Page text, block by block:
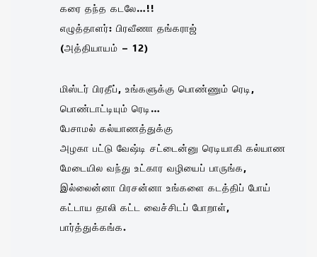
கரை தந்த கடலே…!!
எழுத்தாளர்: பிரவீணா தங்கராஜ்
(அத்தியாயம் – 12)
மிஸ்டர் பிரதீப், உங்களுக்கு பொண்ணும் ரெடி,
பொண்டாட்டியும் ரெடி…
பேசாமல் கல்யாணத்துக்கு
அழகா பட்டு வேஷ்டி சட்டைன்னு ரெடியாகி கல்யாண
மேடையில வந்து உட்கார வழியைப் பாருங்க,
இல்லைன்னா பிரசன்னா உங்களை கடத்திப் போய்
கட்டாய தாலி கட்ட வைச்சிடப் போறாள்,
பார்த்துக்கங்க.